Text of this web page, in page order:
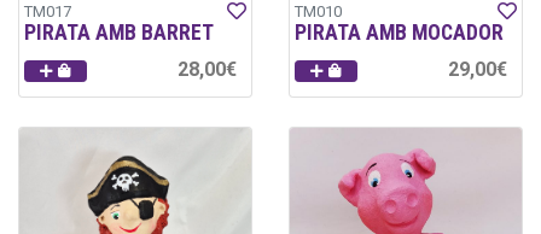
TM017
PIRATA AMB BARRET
28,00€
TM010
PIRATA AMB MOCADOR
29,00€